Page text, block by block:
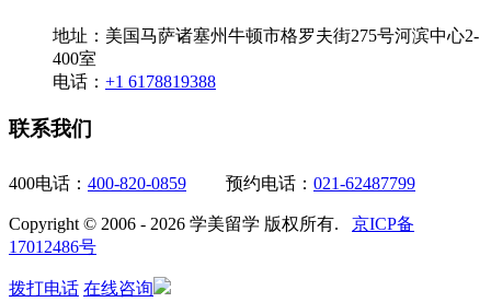
地址：美国马萨诸塞州牛顿市格罗夫街275号河滨中心2-
400室
电话： +1 6178819388
联系我们
400电话： 400-820-0859 预约电话： 021-62487799
Copyright © 2006 - 2026 学美留学 版权所有. 京ICP备
17012486号
拨打电话 在线咨询